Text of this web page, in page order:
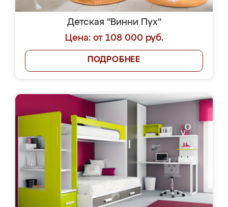
Детская "Винни Пух"
Цена: от 108 000 руб.
ПОДРОБНЕЕ